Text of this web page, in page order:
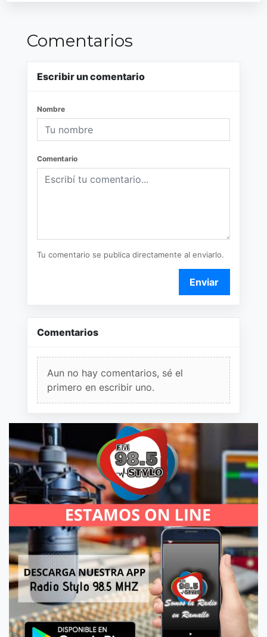
Comentarios
Escribir un comentario
Nombre
Comentario
Tu comentario se publica directamente al enviarlo.
Enviar
Comentarios
Aun no hay comentarios, sé el
primero en escribir uno.